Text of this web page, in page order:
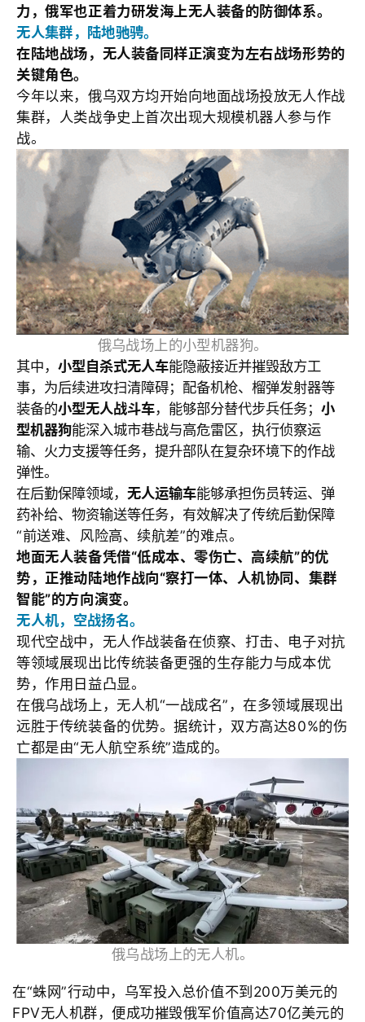
页
力，俄军也正着力研发海上无人装备的防御体系。
无人集群，陆地驰骋。
在陆地战场，无人装备同样正演变为左右战场形势的
关键角色。
今年以来，俄乌双方均开始向地面战场投放无人作战
集群，人类战争史上首次出现大规模机器人参与作
战。
俄乌战场上的小型机器狗。
其中，小型自杀式无人车能隐蔽接近并摧毁敌方工
事，为后续进攻扫清障碍；配备机枪、榴弹发射器等
装备的小型无人战斗车，能够部分替代步兵任务；小
型机器狗能深入城市巷战与高危雷区，执行侦察运
输、火力支援等任务，提升部队在复杂环境下的作战
弹性。
在后勤保障领域，无人运输车能够承担伤员转运、弹
药补给、物资输送等任务，有效解决了传统后勤保障
“前送难、风险高、续航差”的难点。
地面无人装备凭借“低成本、零伤亡、高续航”的优
势，正推动陆地作战向“察打一体、人机协同、集群
智能”的方向演变。
无人机，空战扬名。
现代空战中，无人作战装备在侦察、打击、电子对抗
等领域展现出比传统装备更强的生存能力与成本优
势，作用日益凸显。
在俄乌战场上，无人机“一战成名”，在多领域展现出
远胜于传统装备的优势。据统计，双方高达80%的伤
亡都是由“无人航空系统”造成的。
俄乌战场上的无人机。
在“蛛网”行动中，乌军投入总价值不到 200万美元的
FPV无人机群，便成功摧毁俄军价值高达70亿美元的